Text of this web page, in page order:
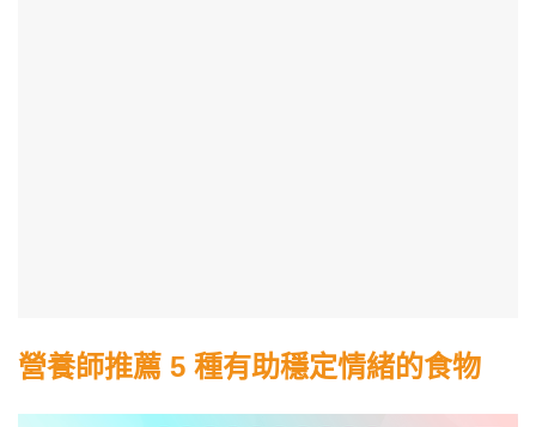
營養師推薦 5 種有助穩定情緒的食物